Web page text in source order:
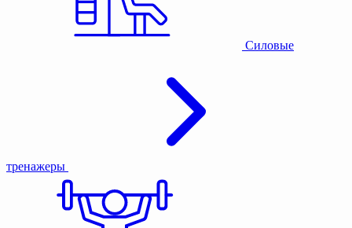
Силовые
тренажеры